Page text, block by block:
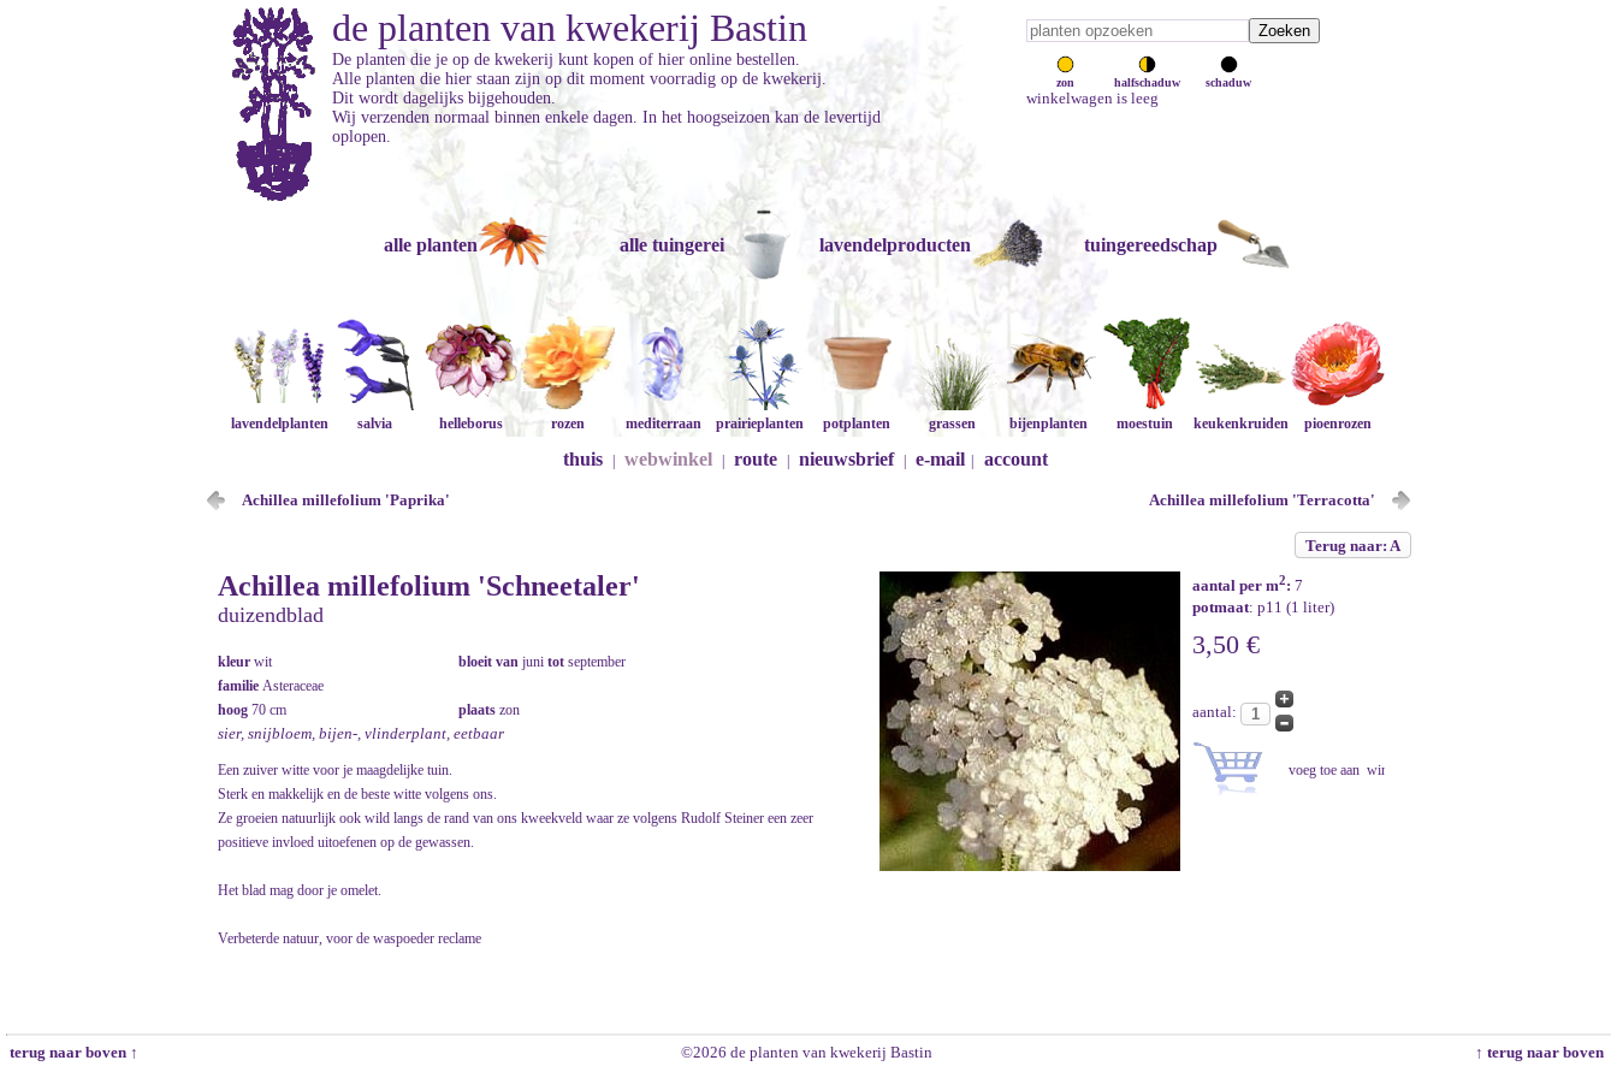
zon halfschaduw schaduw
winkelwagen is leeg
de planten van kwekerij Bastin
De planten die je op de kwekerij kunt kopen of hier online bestellen.
Alle planten die hier staan zijn op dit moment voorradig op de kwekerij.
Dit wordt dagelijks bijgehouden.
Wij verzenden normaal binnen enkele dagen. In het hoogseizoen kan de levertijd
oplopen.
alle planten alle tuingerei lavendelproducten tuingereedschap
lavendelplanten salvia helleborus rozen mediterraan prairieplanten potplanten grassen bijenplanten moestuin keukenkruiden pioenrozen
thuis webwinkel route nieuwsbrief e-mail account
Achillea millefolium 'Paprika' Achillea millefolium 'Terracotta'
Terug naar: A
Achillea millefolium 'Schneetaler'
duizendblad
kleur wit bloeit van juni tot september
familie Asteraceae
hoog 70 cm plaats zon
sier, snijbloem, bijen-, vlinderplant, eetbaar
Een zuiver witte voor je maagdelijke tuin.
Sterk en makkelijk en de beste witte volgens ons.
Ze groeien natuurlijk ook wild langs de rand van ons kweekveld waar ze volgens Rudolf Steiner een zeer
positieve invloed uitoefenen op de gewassen.
Het blad mag door je omelet.
Verbeterde natuur, voor de waspoeder reclame
aantal per m2: 7
potmaat: p11 (1 liter)
3,50 €
aantal:
terug naar boven ↑ ©2026 de planten van kwekerij Bastin ↑ terug naar boven